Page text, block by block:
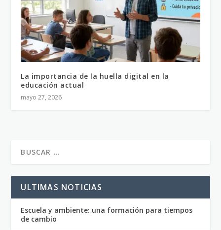
La importancia de la huella digital en la
educación actual
mayo 27, 2026
ULTIMAS NOTICIAS
Escuela y ambiente: una formación para tiempos
de cambio